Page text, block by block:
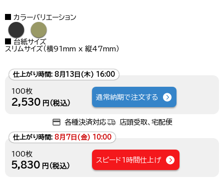
カラーバリエーション
● ●
台紙サイズ
スリムサイズ（横91mm x 縦47mm）
仕上がり時間: 8月13日(木) 16:00
100枚
2,530 円（税込）
通常納期で注文する
各種決済対応 店頭受取、宅配便
仕上がり時間: 8月7日(金) 10:00
100枚
5,830 円（税込）
スピード1時間仕上げ